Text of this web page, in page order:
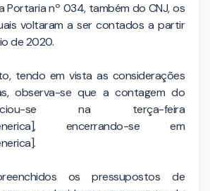
Portaria nº 034, também do CNJ, os
voltaram a ser contados a partir
de 2020.
tendo em vista as considerações
observa-se que a contagem do
se na terça-feira
encerrando-se em
os pressupostos de